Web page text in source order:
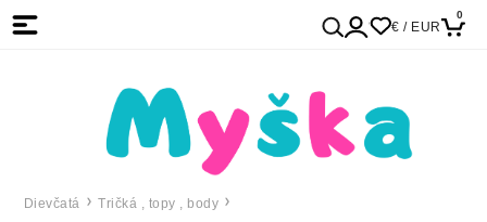
€ / EUR
0
Dievčatá Tričká , topy , body